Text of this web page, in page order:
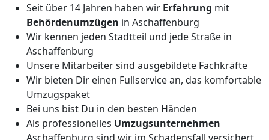
Seit über 14 Jahren haben wir Erfahrung mit
Behördenumzügen in Aschaffenburg
Wir kennen jeden Stadtteil und jede Straße in
Aschaffenburg
Unsere Mitarbeiter sind ausgebildete Fachkräfte
Wir bieten Dir einen Fullservice an, das komfortable
Umzugspaket
Bei uns bist Du in den besten Händen
Als professionelles Umzugsunternehmen